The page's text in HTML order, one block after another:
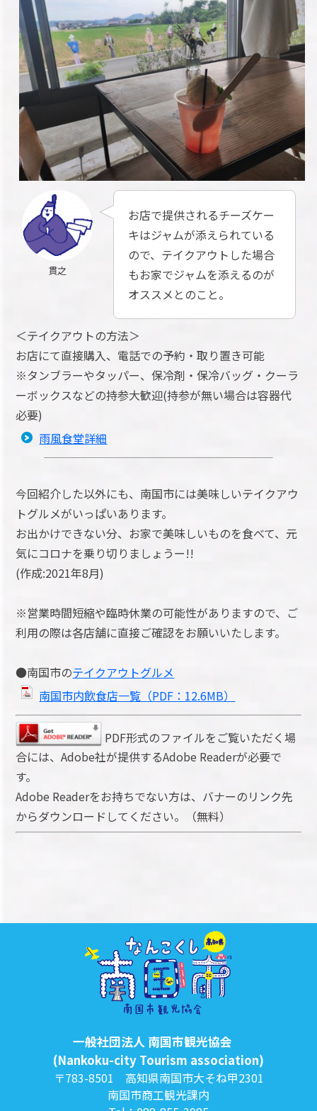
貫之
お店で提供されるチーズケー
キはジャムが添えられている
ので、テイクアウトした場合
もお家でジャムを添えるのが
オススメとのこと。
＜テイクアウトの方法＞
お店にて直接購入、電話での予約・取り置き可能
※タンブラーやタッパー、保冷剤・保冷バッグ・クーラ
ーボックスなどの持参大歓迎(持参が無い場合は容器代
必要)
雨風食堂詳細
今回紹介した以外にも、南国市には美味しいテイクアウ
トグルメがいっぱいあります。
お出かけできない分、お家で美味しいものを食べて、元
気にコロナを乗り切りましょうー!!
(作成:2021年8月)
※営業時間短縮や臨時休業の可能性がありますので、ご
利用の際は各店舗に直接ご確認をお願いいたします。
●南国市のテイクアウトグルメ
南国市内飲食店一覧（PDF：12.6MB）
PDF形式のファイルをご覧いただく場
合には、Adobe社が提供するAdobe Readerが必要で
す。
Adobe Readerをお持ちでない方は、バナーのリンク先
からダウンロードしてください。（無料）
一般社団法人 南国市観光協会
(Nankoku-city Tourism association)
〒783-8501 高知県南国市大そね甲2301
南国市商工観光課内